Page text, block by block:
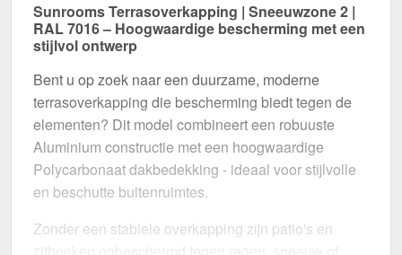
Sunrooms Terrasoverkapping | Sneeuwzone 2 |
RAL 7016 – Hoogwaardige bescherming met een
stijlvol ontwerp
Bent u op zoek naar een duurzame, moderne
terrasoverkapping die bescherming biedt tegen de
elementen? Dit model combineert een robuuste
Aluminium constructie met een hoogwaardige
Polycarbonaat dakbedekking - ideaal voor stijlvolle
en beschutte buitenruimtes.
Zonder een stabiele overkapping zijn patio's en